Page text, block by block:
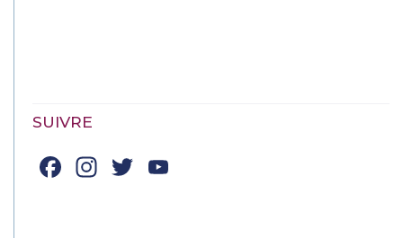
SUIVRE
Facebook
Instagram
Twitter